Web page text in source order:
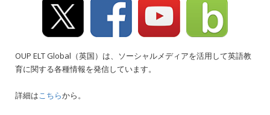
OUP ELT Global（英国）は、ソーシャルメディアを活用して英語教
育に関する各種情報を発信しています。
詳細はこちらから。